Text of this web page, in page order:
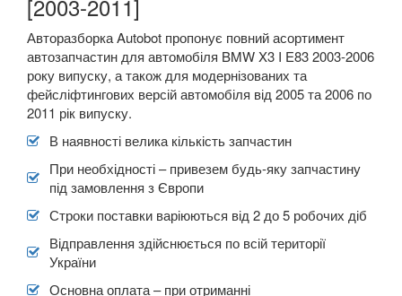
[2003-2011]
Авторазборка Autobot пропонує повний асортимент
автозапчастин для автомобіля BMW X3 I E83 2003-2006
року випуску, а також для модернізованих та
фейсліфтингових версій автомобіля від 2005 та 2006 по
2011 рік випуску.
В наявності велика кількість запчастин
При необхідності – привезем будь-яку запчастину
під замовлення з Європи
Строки поставки варіюються від 2 до 5 робочих діб
Відправлення здійснюється по всій території
України
Основна оплата – при отриманні